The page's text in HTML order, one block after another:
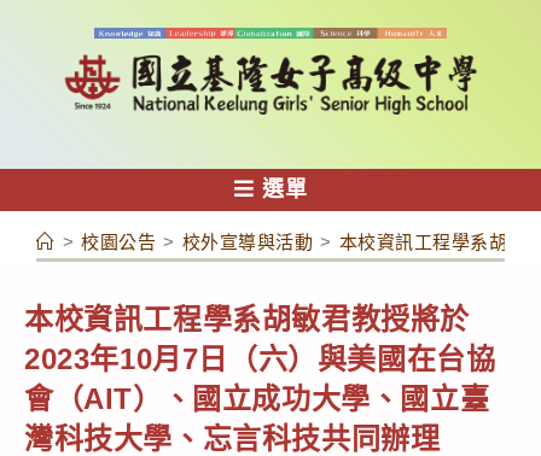
容
選單
> 校園公告 > 校外宣導與活動 > 本校資訊工程學系胡敏
本校資訊工程學系胡敏君教授將於
2023年10月7日（六）與美國在台協
會（AIT）、國立成功大學、國立臺
灣科技大學、忘言科技共同辦理